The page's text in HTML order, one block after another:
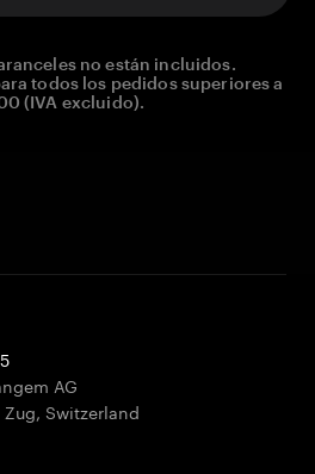
no están incluidos.
todos los pedidos superiores a
(IVA excluido).
AG
, Switzerland